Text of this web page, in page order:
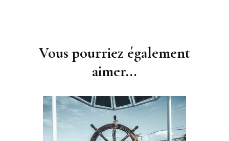
Vous pourriez également
aimer...